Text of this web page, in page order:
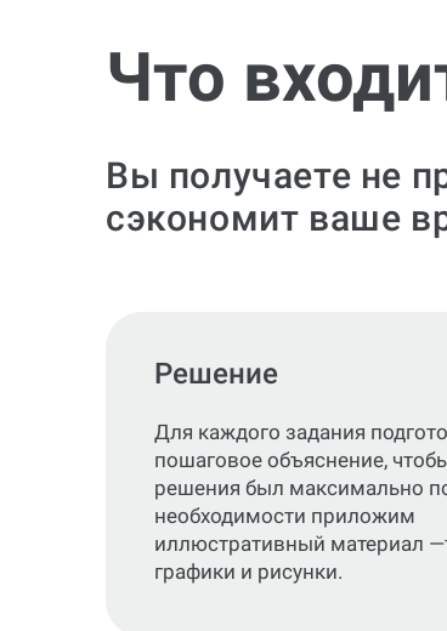
Что
Вы получаете не
сэкономит ваше
Решение
Для каждого задания
пошаговое объяснение,
решения был максимально
необходимости приложим
иллюстративный материал
графики и рисунки.